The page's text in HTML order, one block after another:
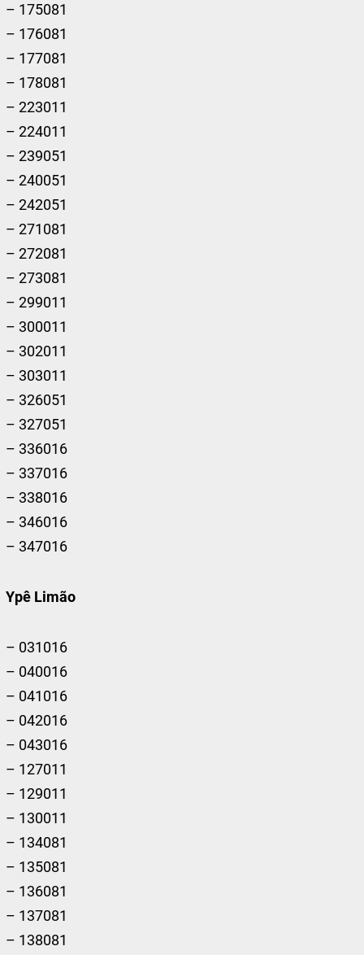
– 175081
– 176081
– 177081
– 178081
– 223011
– 224011
– 239051
– 240051
– 242051
– 271081
– 272081
– 273081
– 299011
– 300011
– 302011
– 303011
– 326051
– 327051
– 336016
– 337016
– 338016
– 346016
– 347016
Ypê Limão
– 031016
– 040016
– 041016
– 042016
– 043016
– 127011
– 129011
– 130011
– 134081
– 135081
– 136081
– 137081
– 138081